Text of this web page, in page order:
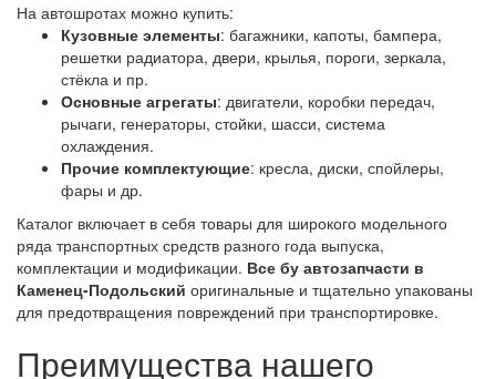
На автошротах можно купить:
Кузовные элементы: багажники, капоты, бампера,
решетки радиатора, двери, крылья, пороги, зеркала,
стёкла и пр.
Основные агрегаты: двигатели, коробки передач,
рычаги, генераторы, стойки, шасси, система
охлаждения.
Прочие комплектующие: кресла, диски, спойлеры,
фары и др.
Каталог включает в себя товары для широкого модельного
ряда транспортных средств разного года выпуска,
комплектации и модификации. Все бу автозапчасти в
Каменец-Подольский оригинальные и тщательно упакованы
для предотвращения повреждений при транспортировке.
Преимущества нашего